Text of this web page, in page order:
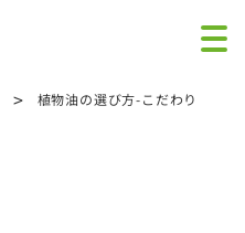
> 植物油の選び方-こだわり植物油